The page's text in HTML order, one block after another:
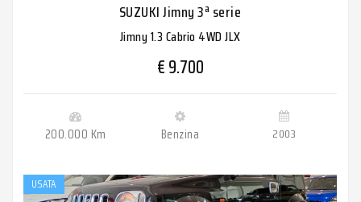
SUZUKI Jimny 3ª serie
Jimny 1.3 Cabrio 4WD JLX
€ 9.700
200.000 Km Benzina 2003
USATA